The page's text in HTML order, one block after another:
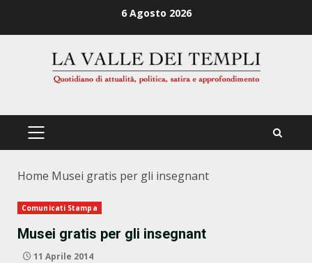
6 Agosto 2026
PRIMÄRES
Home Musei gratis per gli insegnant
Comunicati Stampa
Musei gratis per gli insegnant
11 Aprile 2014